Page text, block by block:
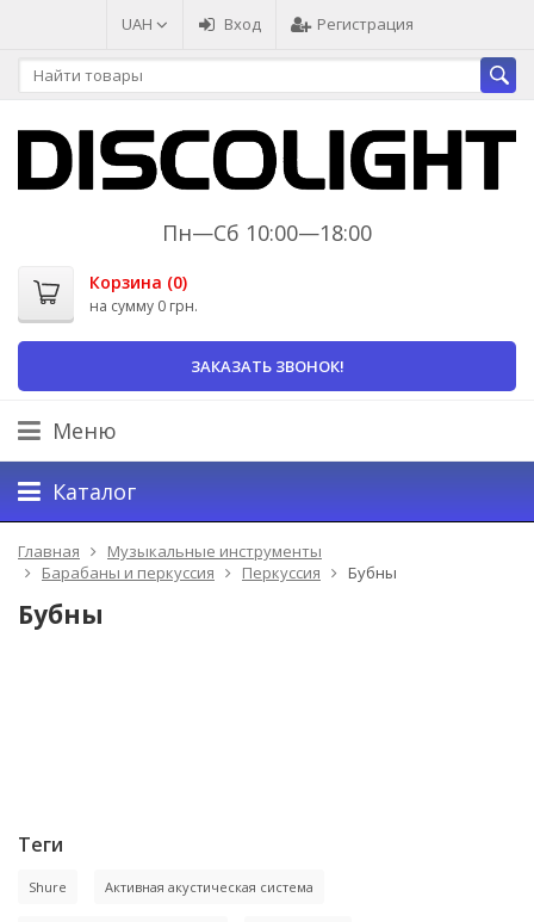
UAH Вход Регистрация
Пн—Сб 10:00—18:00
Корзина (0)
на сумму 0 грн.
ЗАКАЗАТЬ ЗВОНОК!
Меню
Каталог
Главная
Музыкальные инструменты
Барабаны и перкуссия
Перкуссия Бубны
Бубны
Теги
Shure Активная акустическая система